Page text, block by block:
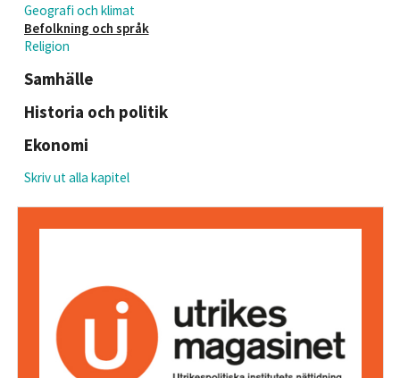
Geografi och klimat
Befolkning och språk
Religion
Samhälle
Historia och politik
Ekonomi
Skriv ut alla kapitel